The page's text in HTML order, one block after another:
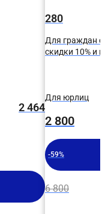
2 464
280
Для граждан с
скидки 10% и
Для юрлиц
2 800
-59%
6 800